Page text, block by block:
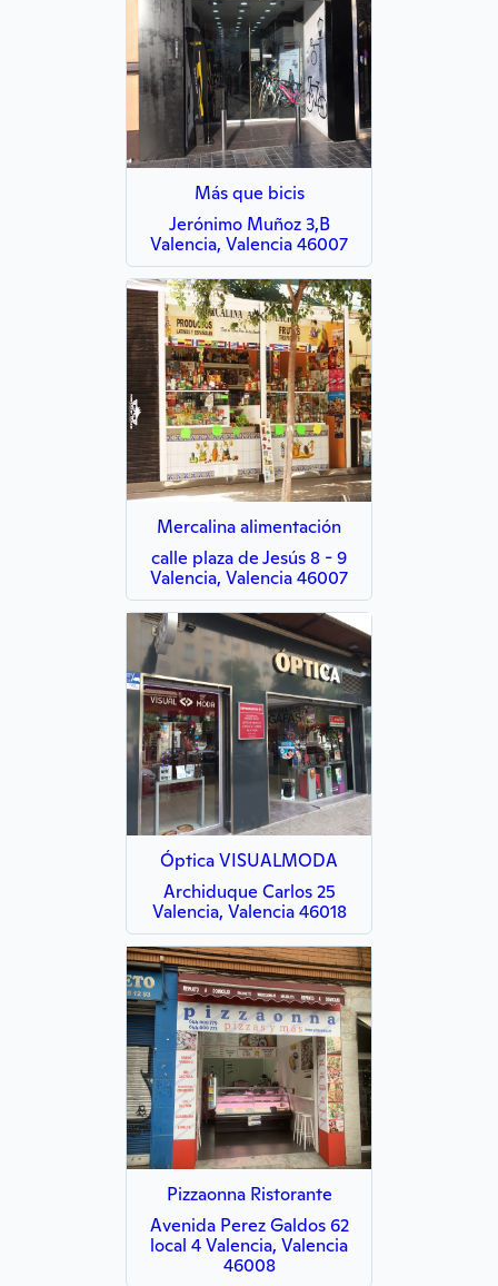
Más que bicis
Jerónimo Muñoz 3,B
Valencia, Valencia 46007
Mercalina alimentación
calle plaza de Jesús 8 - 9
Valencia, Valencia 46007
Óptica VISUALMODA
Archiduque Carlos 25
Valencia, Valencia 46018
Pizzaonna Ristorante
Avenida Perez Galdos 62
local 4 Valencia, Valencia
46008